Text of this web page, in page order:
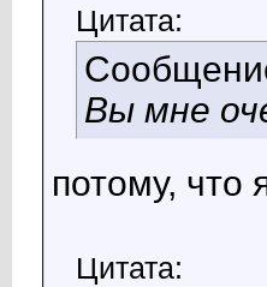
Цитата:
Вы мне
потому, что
Цитата: